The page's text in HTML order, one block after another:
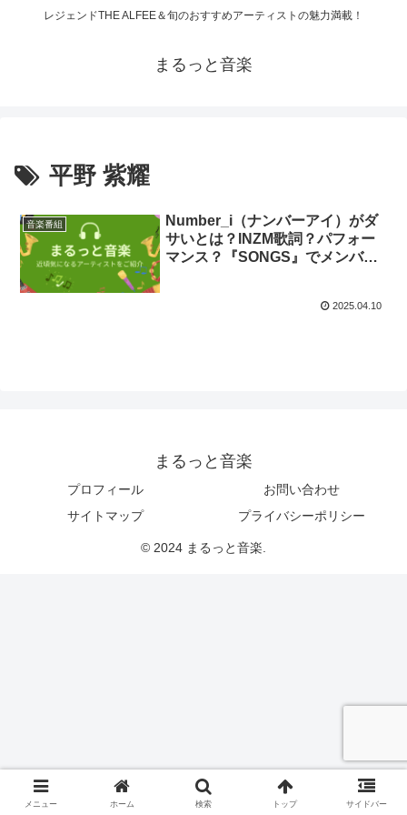
レジェンドTHE ALFEE＆旬のおすすめアーティストの魅力満載！
まるっと音楽
平野 紫耀
音楽番組
Number_i（ナンバーアイ）がダ
サいとは？INZM歌詞？パフォー
マンス？『SONGS』でメンバー
2025.04.10
まるっと音楽
プロフィール
お問い合わせ
サイトマップ
プライバシーポリシー
© 2024 まるっと音楽.
メニュー ホーム 検索 トップ サイドバー